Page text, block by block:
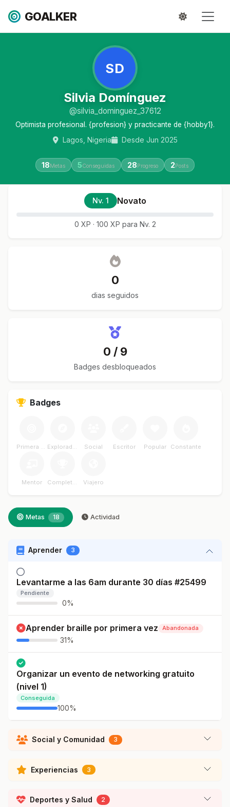
GOALKER
SD
Silvia Domínguez
@silvia_dominguez_37612
Optimista profesional. {profesion} y practicante de {hobby1}.
Lagos, Nigeria Desde Jun 2025
18Metas 5Conseguidas 28Progreso 2Posts
Nv. 1 Novato
0 XP · 100 XP para Nv. 2
0
dias seguidos
0 / 9
Badges desbloqueados
Badges
Primera Meta Explorador Social Escritor Popular Constante
Mentor Completador Viajero
Metas 18 Actividad
Aprender 3
Levantarme a las 6am durante 30 días #25499
Pendiente
0%
Aprender braille por primera vez Abandonada
31%
Organizar un evento de networking gratuito
(nivel 1)
Conseguida
100%
Social y Comunidad 3
Experiencias 3
Deportes y Salud 2